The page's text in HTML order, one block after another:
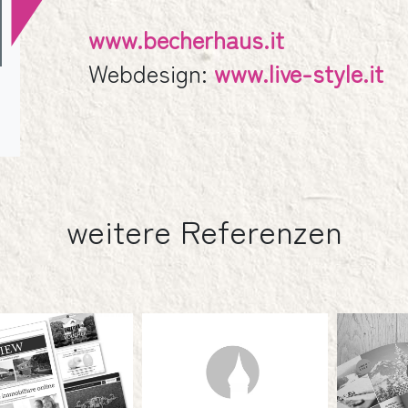
Logo
www.becherhaus.it
Webdesign: www.live-style.it
weitere Referenzen